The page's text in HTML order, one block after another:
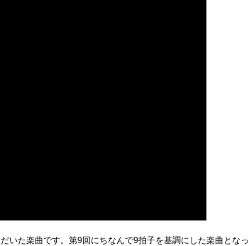
いた楽曲です。第9回にちなんで9拍子を基調にした楽曲となっ